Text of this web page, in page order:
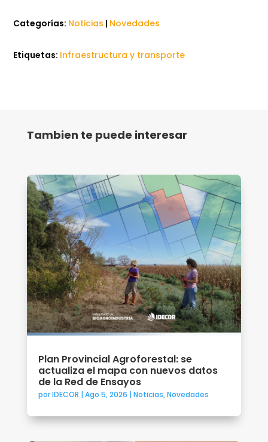
Categorías: Noticias | Novedades
Etiquetas: Infraestructura y transporte
Tambien te puede interesar
Plan Provincial Agroforestal: se
actualiza el mapa con nuevos datos
de la Red de Ensayos
porIDECOR | Ago 5, 2026 | Noticias,Novedades